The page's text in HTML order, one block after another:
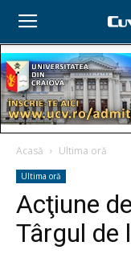
Acasă Ultima oră
Ultima oră
Acţiune
Târgul de